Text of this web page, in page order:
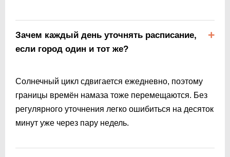
Зачем каждый день уточнять расписание,
если город один и тот же?
Солнечный цикл сдвигается ежедневно, поэтому
границы времён намаза тоже перемещаются. Без
регулярного уточнения легко ошибиться на десяток
минут уже через пару недель.